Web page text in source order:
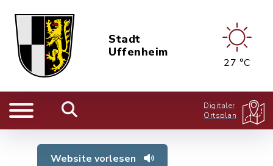
Stadt
Uffenheim
27 °C
Digitaler
Ortsplan
Website vorlesen